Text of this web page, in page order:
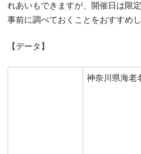
れあいもできますが、開催日は限
事前に調べておくことをおすすめし
【データ】
神奈川県海老